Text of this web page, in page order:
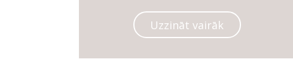
Uzzināt vairāk